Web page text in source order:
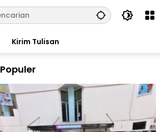
Kirim Tulisan
Populer